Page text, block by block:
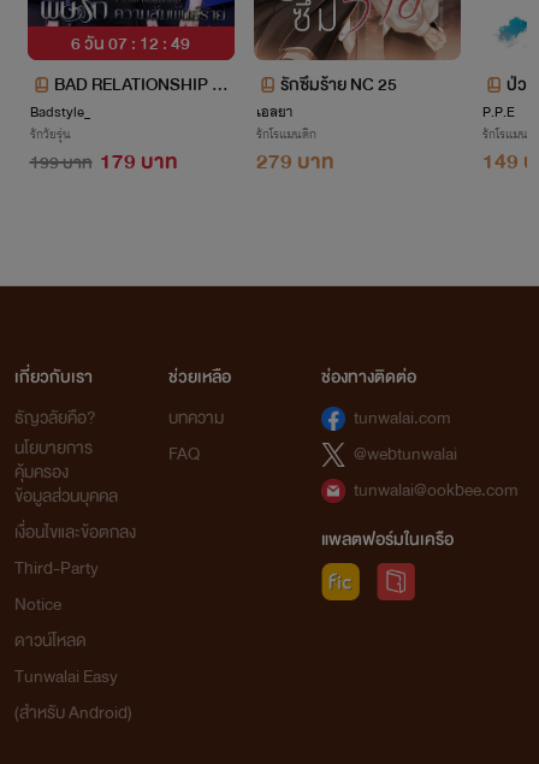
6 วัน 07 : 12 : 48
BAD RELATIONSHIP พิ
ษรักความสัมพันธ์ร้าย
Badstyle_
รักวัยรุ่น
199 บาท 179 บาท
รักซึมร้าย NC 25
เอลยา
รักโรแมนติก
279 บาท
ป่ว
บ
P.P.E
รักโรแมนติ
149
เกี่ยวกับเรา
ธัญวลัยคือ?
นโยบายการ
คุ้มครอง
ข้อมูลส่วนบุคคล
เงื่อนไขและข้อตกลง
Third-Party
Notice
ดาวน์โหลด
Tunwalai Easy
(สำหรับ Android)
ช่วยเหลือ
บทความ
FAQ
ช่องทางติดต่อ
tunwalai.com
@webtunwalai
tunwalai@ookbee.com
แพลตฟอร์มในเครือ